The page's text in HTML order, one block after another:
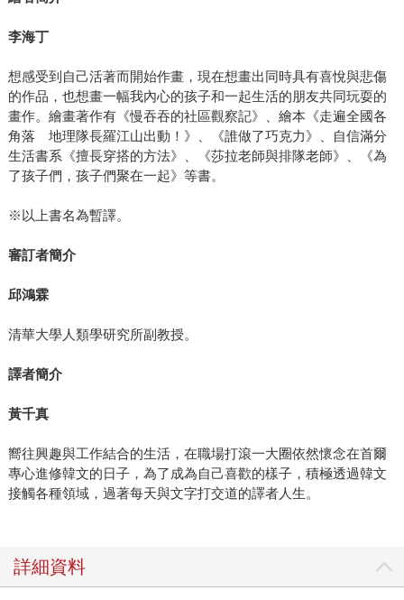
李海丁
想感受到自己活著而開始作畫，現在想畫出同時具有喜悅與悲傷
的作品，也想畫一幅我內心的孩子和一起生活的朋友共同玩耍的
畫作。繪畫著作有《慢吞吞的社區觀察記》、繪本《走遍全國各
角落 地理隊長羅江山出動！》、《誰做了巧克力》、自信滿分
生活書系《擅長穿搭的方法》、《莎拉老師與排隊老師》、《為
了孩子們，孩子們聚在一起》等書。
※以上書名為暫譯。
審訂者簡介
邱鴻霖
清華大學人類學研究所副教授。
譯者簡介
黃千真
嚮往興趣與工作結合的生活，在職場打滾一大圈依然懷念在首爾
專心進修韓文的日子，為了成為自己喜歡的樣子，積極透過韓文
接觸各種領域，過著每天與文字打交道的譯者人生。
詳細資料